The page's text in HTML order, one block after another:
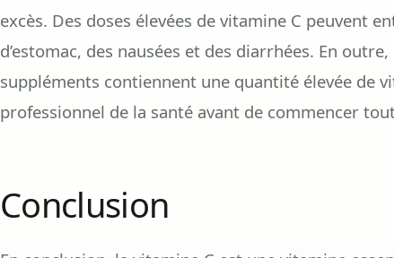
excès. Des doses élevées de vitamine C peuvent
d’estomac, des nausées et des diarrhées. En
suppléments contiennent une quantité élevée de
professionnel de la santé avant de commencer
Conclusion